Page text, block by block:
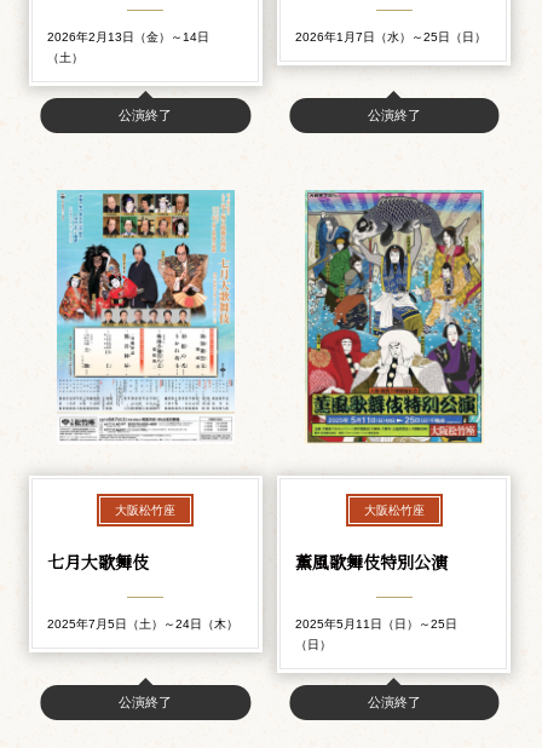
2026年2月13日（金）～14日
（土）
公演終了
2026年1月7日（水）～25日（日）
公演終了
大阪松竹座
七月大歌舞伎
2025年7月5日（土）～24日（木）
公演終了
大阪松竹座
薫風歌舞伎特別公演
2025年5月11日（日）～25日
（日）
公演終了